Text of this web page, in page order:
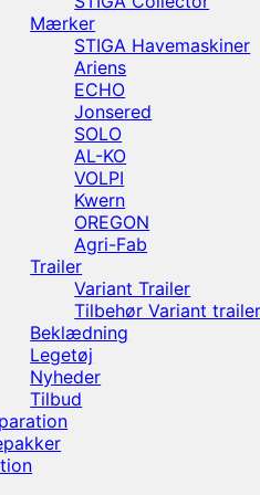
Mærker
STIGA Havemaskiner
Ariens
ECHO
Jonsered
SOLO
AL-KO
VOLPI
Kwern
OREGON
Agri-Fab
Trailer
Variant Trailer
Tilbehør Variant
Beklædning
Legetøj
Nyheder
Tilbud